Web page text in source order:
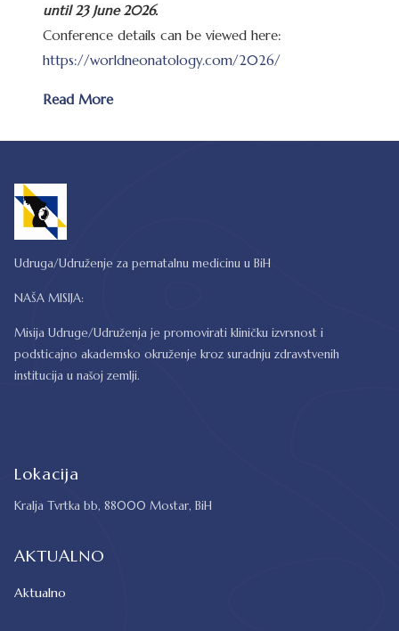
until23 June 2026.
Conference details can be viewed here:
https://worldneonatology.com/2026/
Read More
Udruga/Udruženje za pernatalnu medicinu u BiH
NAŠA MISIJA:
Misija Udruge/Udruženja je promovirati kliničku izvrsnost i
podsticajno akademsko okruženje kroz suradnju zdravstvenih
institucija u našoj zemlji.
Lokacija
Kralja Tvrtka bb, 88000 Mostar, BiH
AKTUALNO
Aktualno